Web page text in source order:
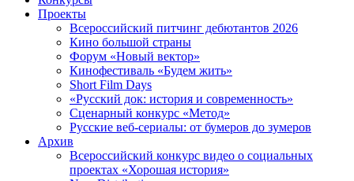
Проекты
Всероссийский питчинг дебютантов 2026
Кино большой страны
Форум «Новый вектор»
Кинофестиваль «Будем жить»
Short Film Days
«Русский док: история и современность»
Сценарный конкурс «Метод»
Русские веб-сериалы: от бумеров до зумеров
Архив
Всероссийский конкурс видео о социальных
проектах «Хорошая история»